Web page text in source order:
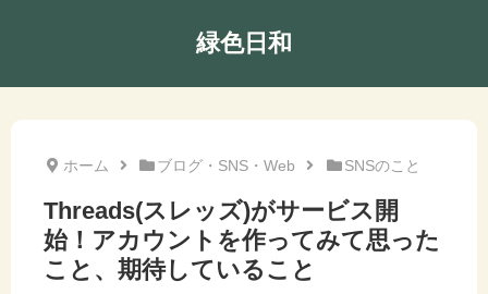
緑色日和
ホーム ブログ・SNS・Web SNSのこと
Threads(スレッズ)がサービス開
始！アカウントを作ってみて思った
こと、期待していること